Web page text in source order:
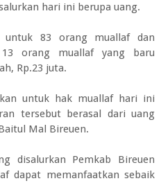
hari ini berupa uang.
untuk 83 orang muallaf dan
orang muallaf yang baru
Rp.23 juta.
untuk hak muallaf hari ini
tersebut berasal dari uang
Mal Bireuen.
disalurkan Pemkab Bireuen
dapat memanfaatkan sebaik